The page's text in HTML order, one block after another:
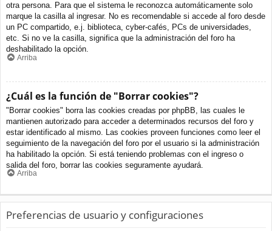
otra persona. Para que el sistema le reconozca automáticamente solo
marque la casilla al ingresar. No es recomendable si accede al foro desde
un PC compartido, e.j. biblioteca, cyber-cafés, PCs de universidades,
etc. Si no ve la casilla, significa que la administración del foro ha
deshabilitado la opción.
Arriba
¿Cuál es la función de "Borrar cookies"?
"Borrar cookies" borra las cookies creadas por phpBB, las cuales le
mantienen autorizado para acceder a determinados recursos del foro y
estar identificado al mismo. Las cookies proveen funciones como leer el
seguimiento de la navegación del foro por el usuario si la administración
ha habilitado la opción. Si está teniendo problemas con el ingreso o
salida del foro, borrar las cookies seguramente ayudará.
Arriba
Preferencias de usuario y configuraciones